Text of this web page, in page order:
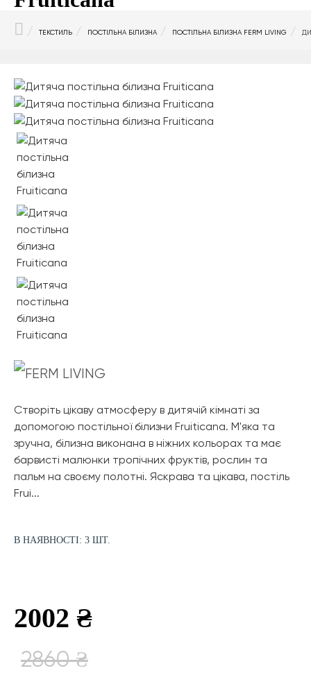
HOME
ТЕКСТИЛЬ
ПОСТІЛЬНА БІЛИЗНА ПОСТІЛЬНА БІЛИЗНА FERM LIVING
Створіть цікаву атмосферу в дитячій кімнаті за
допомогою постільної білизни Fruiticana. М'яка та
зручна, білизна виконана в ніжних кольорах та має
барвисті малюнки тропічних фруктів, рослин та
пальм на своєму полотні. Яскрава та цікава, постіль
Frui...
В НАЯВНОСТІ: 3 ШТ.
2002 ₴
2860 ₴